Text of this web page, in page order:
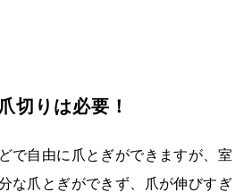
切りは必要！
で自由に爪とぎができますが、室
な爪とぎができず、爪が伸びすぎ